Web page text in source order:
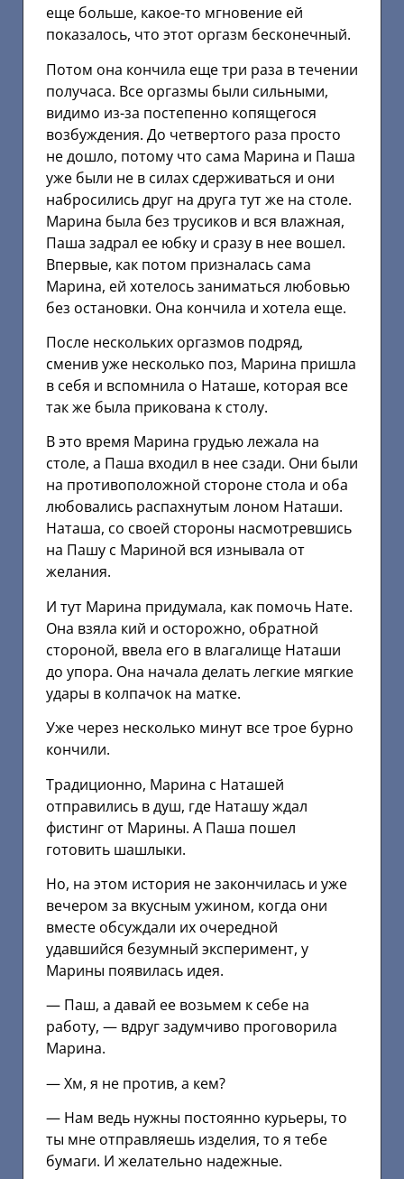
еще больше, какое-то мгновение ей
показалось, что этот оргазм бесконечный.
Потом она кончила еще три раза в течении
получаса. Все оргазмы были сильными,
видимо из-за постепенно копящегося
возбуждения. До четвертого раза просто
не дошло, потому что сама Марина и Паша
уже были не в силах сдерживаться и они
набросились друг на друга тут же на столе.
Марина была без трусиков и вся влажная,
Паша задрал ее юбку и сразу в нее вошел.
Впервые, как потом призналась сама
Марина, ей хотелось заниматься любовью
без остановки. Она кончила и хотела еще.
После нескольких оргазмов подряд,
сменив уже несколько поз, Марина пришла
в себя и вспомнила о Наташе, которая все
так же была прикована к столу.
В это время Марина грудью лежала на
столе, а Паша входил в нее сзади. Они были
на противоположной стороне стола и оба
любовались распахнутым лоном Наташи.
Наташа, со своей стороны насмотревшись
на Пашу с Мариной вся изнывала от
желания.
И тут Марина придумала, как помочь Нате.
Она взяла кий и осторожно, обратной
стороной, ввела его в влагалище Наташи
до упора. Она начала делать легкие мягкие
удары в колпачок на матке.
Уже через несколько минут все трое бурно
кончили.
Традиционно, Марина с Наташей
отправились в душ, где Наташу ждал
фистинг от Марины. А Паша пошел
готовить шашлыки.
Но, на этом история не закончилась и уже
вечером за вкусным ужином, когда они
вместе обсуждали их очередной
удавшийся безумный эксперимент, у
Марины появилась идея.
— Паш, а давай ее возьмем к себе на
работу, — вдруг задумчиво проговорила
Марина.
— Хм, я не против, а кем?
— Нам ведь нужны постоянно курьеры, то
ты мне отправляешь изделия, то я тебе
бумаги. И желательно надежные.